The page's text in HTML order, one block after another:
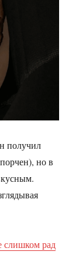
получил
но в
слишком рад